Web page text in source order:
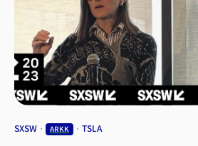
SXSW ARKK TSLA